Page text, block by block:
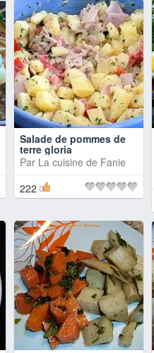
Salade de pommes de
terre gloria
Par La cuisine de Fanie
222